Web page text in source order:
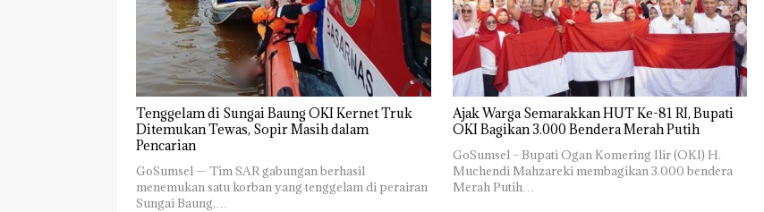
Tenggelam di Sungai Baung OKI Kernet Truk
Ditemukan Tewas, Sopir Masih dalam
Pencarian
GoSumsel — Tim SAR gabungan berhasil
menemukan satu korban yang tenggelam di perairan
Sungai Baung,…
Ajak Warga Semarakkan HUT Ke-81 RI, Bupati
OKI Bagikan 3.000 Bendera Merah Putih
GoSumsel – Bupati Ogan Komering Ilir (OKI) H.
Muchendi Mahzareki membagikan 3.000 bendera
Merah Putih…